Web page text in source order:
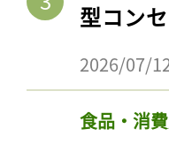
型コン
2026/07/
食品・消